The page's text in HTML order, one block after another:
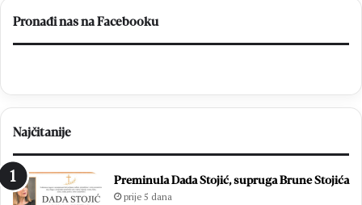
Pronađi nas na Facebooku
Najčitanije
Preminula Dada Stojić, supruga Brune Stojića
prije 5 dana